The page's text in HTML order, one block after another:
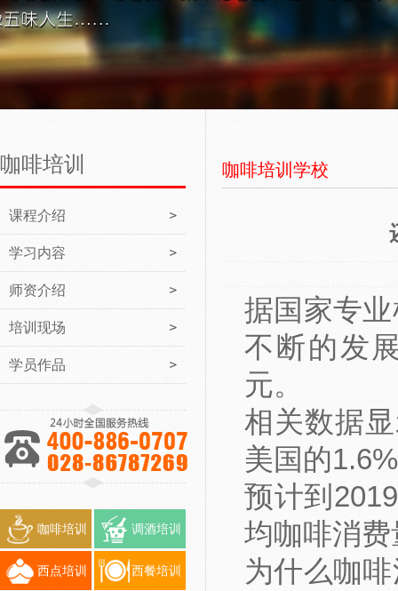
咖啡培训
课程介绍
学习内容
师资介绍
培训现场
学员作品
咖啡培训 调酒培训
西点培训 西餐培训
咖啡培训学校
据国家专
不断的发
元。
相关数据
美国的1.6%
预计到
均咖啡消
为什么咖